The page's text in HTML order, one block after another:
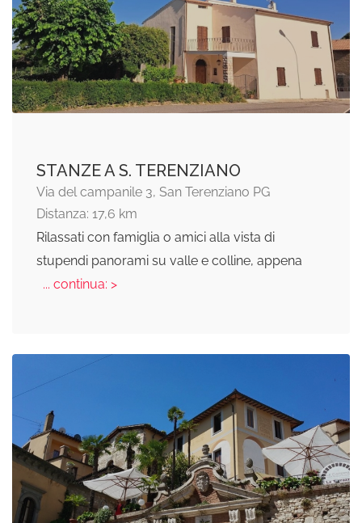
STANZE A S. TERENZIANO
Via del campanile 3, San Terenziano PG
Distanza: 17,6 km
Rilassati con famiglia o amici alla vista di
stupendi panorami su valle e colline, appena
... continua: >